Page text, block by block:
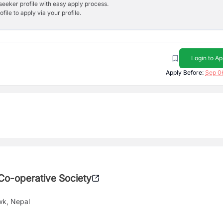
profile with easy apply process.
to apply via your profile.
Login to
Apply Before: Sep
operative Society
Nepal